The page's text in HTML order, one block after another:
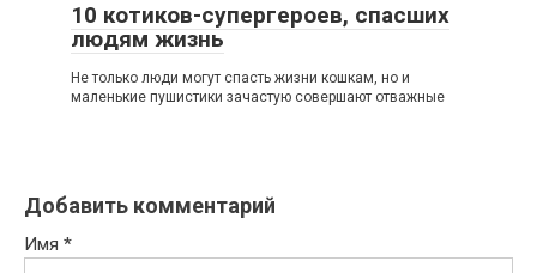
10 котиков-супергероев, спасших
людям жизнь
Не только люди могут спасть жизни кошкам, но и
маленькие пушистики зачастую совершают отважные
Добавить комментарий
Имя *